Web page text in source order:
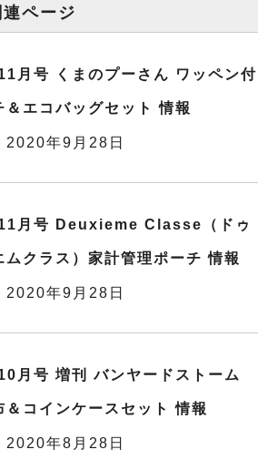
連ページ
月号 くまのプーさん ワッペン付
＆エコバッグセット 情報
2020年9月28日
月号 Deuxieme Classe（ドゥ
ムクラス）家計管理ポーチ 情報
2020年9月28日
月号 増刊 バンヤードストーム
＆コインケースセット 情報
2020年8月28日